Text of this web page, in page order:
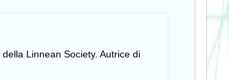
Linnean Society. Autrice di